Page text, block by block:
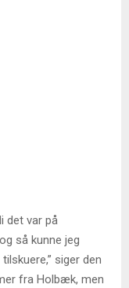
det var på
så kunne jeg
siger den
fra Holbæk, men